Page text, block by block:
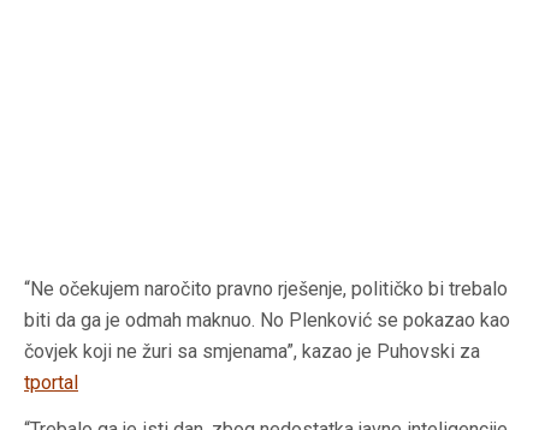
“Ne očekujem naročito pravno rješenje, političko bi trebalo
biti da ga je odmah maknuo. No Plenković se pokazao kao
čovjek koji ne žuri sa smjenama”, kazao je Puhovski za
tportal